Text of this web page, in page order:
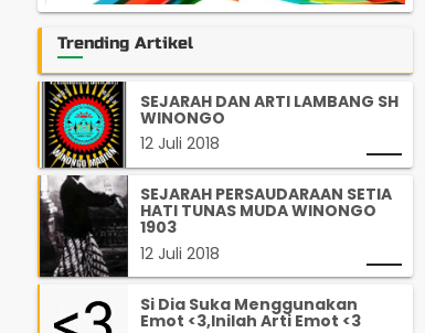
Trending Artikel
SEJARAH DAN ARTI LAMBANG SH
WINONGO
12 Juli 2018
SEJARAH PERSAUDARAAN SETIA
HATI TUNAS MUDA WINONGO
1903
12 Juli 2018
Si Dia Suka Menggunakan
Emot <3,Inilah Arti Emot <3